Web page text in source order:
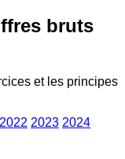
bruts
et les principes
2022 2023 2024